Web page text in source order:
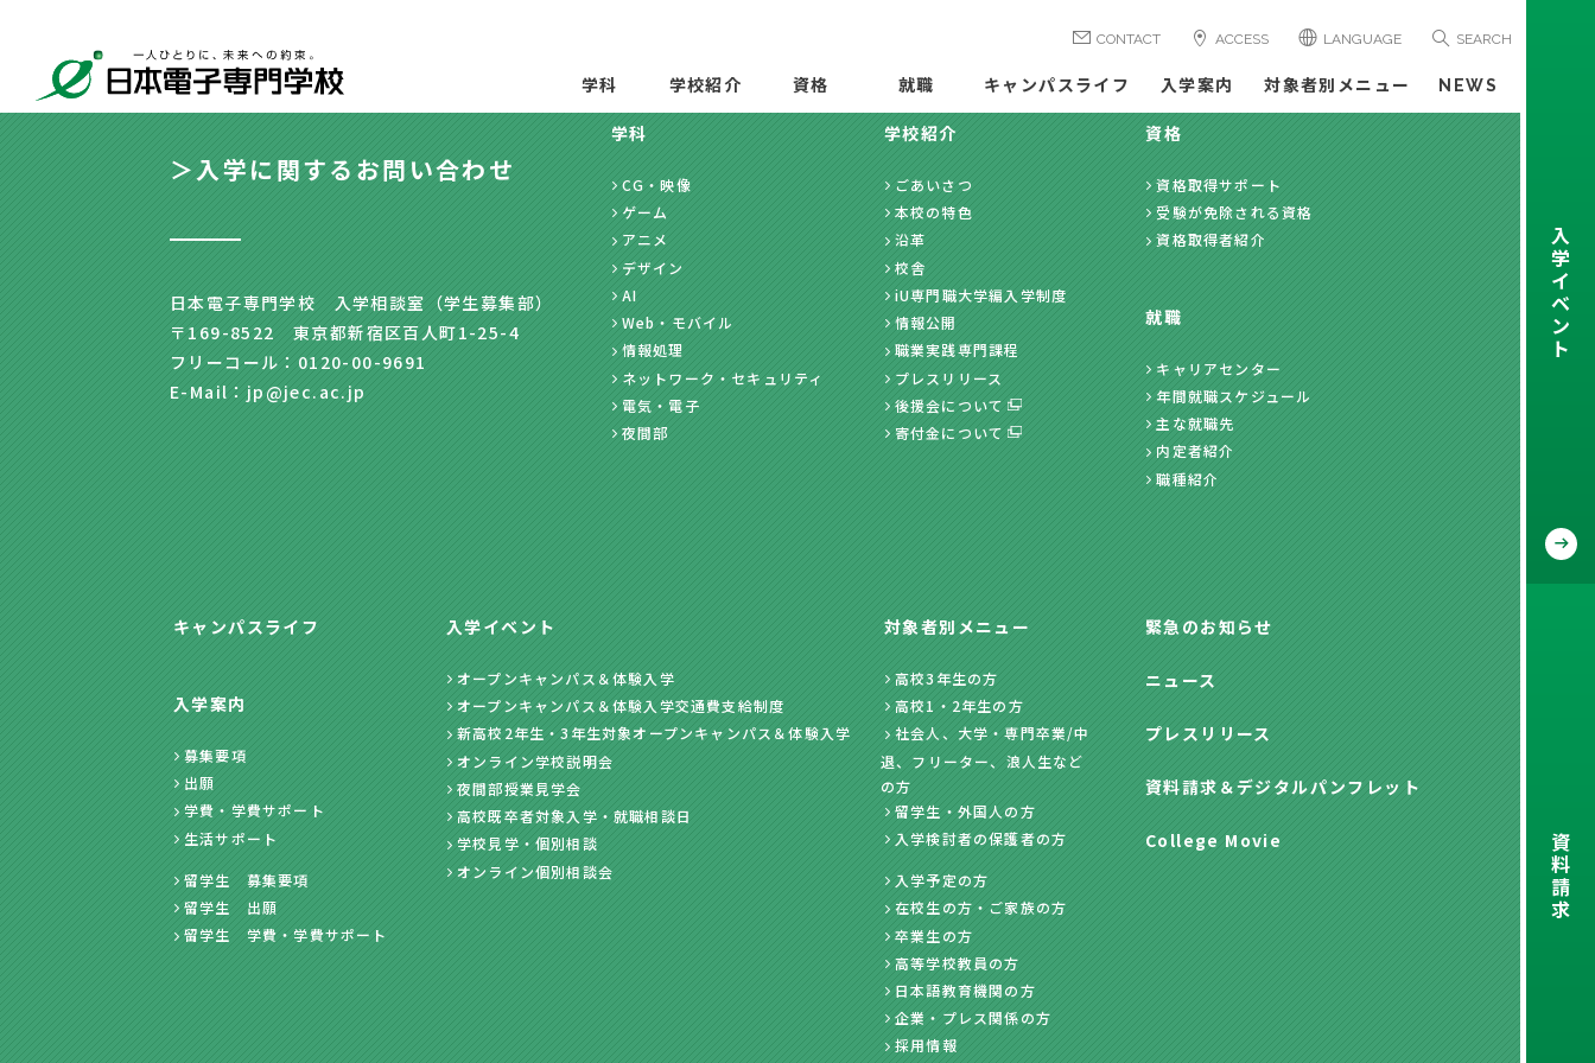
CONTACT ACCESS LANGUAGE SEARCH
学科 学校紹介 資格 就職 キャンパスライフ 入学案内 対象者別メニュー NEWS
＞入学に関するお問い合わせ
日本電子専門学校 入学相談室（学生募集部）
〒169-8522 東京都新宿区百人町1-25-4
フリーコール：0120-00-9691
E-Mail：jp@jec.ac.jp
学科
CG・映像
ゲーム
アニメ
デザイン
AI
Web・モバイル
情報処理
ネットワーク・セキュリティ
電気・電子
夜間部
学校紹介
ごあいさつ
本校の特色
沿革
校舎
iU専門職大学編入学制度
情報公開
職業実践専門課程
プレスリリース
後援会について
寄付金について
資格
資格取得サポート
受験が免除される資格
資格取得者紹介
就職
キャリアセンター
年間就職スケジュール
主な就職先
内定者紹介
職種紹介
キャンパスライフ
入学案内
募集要項
出願
学費・学費サポート
生活サポート
留学生 募集要項
留学生 出願
留学生 学費・学費サポート
入学イベント
オープンキャンパス＆体験入学
オープンキャンパス＆体験入学交通費支給制度
新高校2年生・3年生対象オープンキャンパス＆体験入学
オンライン学校説明会
夜間部授業見学会
高校既卒者対象入学・就職相談日
学校見学・個別相談
オンライン個別相談会
対象者別メニュー
高校3年生の方
高校1・2年生の方
社会人、大学・専門卒業/中
退、フリーター、浪人生など
の方
留学生・外国人の方
入学検討者の保護者の方
入学予定の方
在校生の方・ご家族の方
卒業生の方
高等学校教員の方
日本語教育機関の方
企業・プレス関係の方
採用情報
緊急のお知らせ
ニュース
プレスリリース
資料請求 ＆デジタルパンフレット
College Movie
入
学
イ
ベ
ン
ト
資
料
請
求